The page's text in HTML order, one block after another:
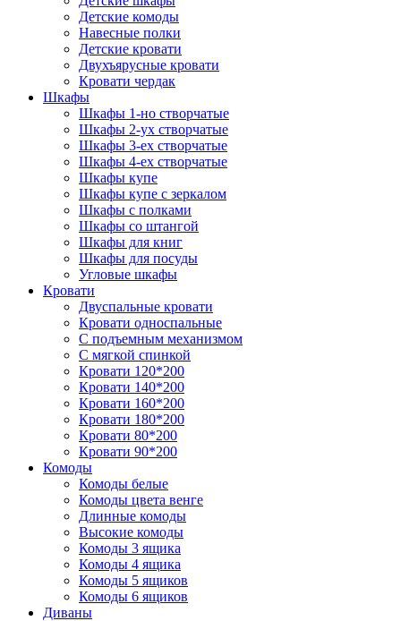
Детские комоды
Навесные полки
Детские кровати
Двухъярусные кровати
Кровати чердак
Шкафы
Шкафы 1-но створчатые
Шкафы 2-ух створчатые
Шкафы 3-ех створчатые
Шкафы 4-ех створчатые
Шкафы купе
Шкафы купе с зеркалом
Шкафы с полками
Шкафы со штангой
Шкафы для книг
Шкафы для посуды
Угловые шкафы
Кровати
Двуспальные кровати
Кровати односпальные
С подъемным механизмом
С мягкой спинкой
Кровати 120*200
Кровати 140*200
Кровати 160*200
Кровати 180*200
Кровати 80*200
Кровати 90*200
Комоды
Комоды белые
Комоды цвета венге
Длинные комоды
Высокие комоды
Комоды 3 ящика
Комоды 4 ящика
Комоды 5 ящиков
Комоды 6 ящиков
Диваны